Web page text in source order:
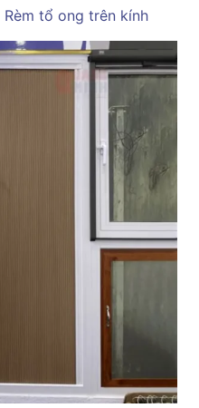
Rèm tổ ong trên kính